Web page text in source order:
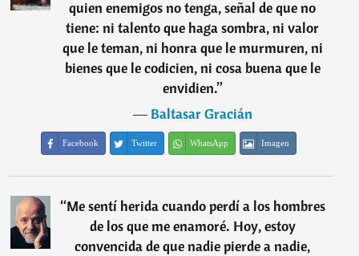
quien enemigos no tenga, señal de que no
tiene: ni talento que haga sombra, ni valor
que le teman, ni honra que le murmuren, ni
bienes que le codicien, ni cosa buena que le
envidien.”
―Baltasar Gracián
Facebook Twitter WhatsApp Imagen
“Me sentí herida cuando perdí a los hombres
de los que me enamoré. Hoy, estoy
convencida de que nadie pierde a nadie,